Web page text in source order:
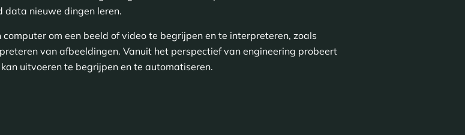
data nieuwe dingen leren.
om een beeld of video te begrijpen en te interpreteren, zoals
van afbeeldingen. Vanuit het perspectief van engineering probeert
uitvoeren te begrijpen en te automatiseren.